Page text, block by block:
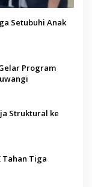
Setubuhi Anak
Program
Struktural ke
Tahan Tiga